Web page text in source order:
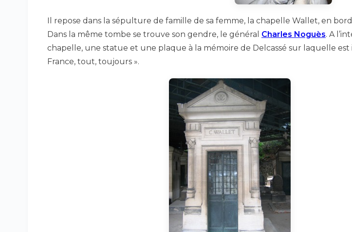
Il repose dans la sépulture de famille de sa femme, la chapelle Wallet, en
Dans la même tombe se trouve son gendre, le général Charles Noguès. A
chapelle, une statue et une plaque à la mémoire de Delcassé sur laquelle est
France, tout, toujours ».